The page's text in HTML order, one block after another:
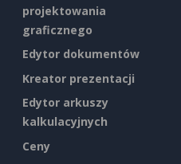
projektowania
graficznego
Edytor dokumentów
Kreator prezentacji
Edytor arkuszy
kalkulacyjnych
Ceny